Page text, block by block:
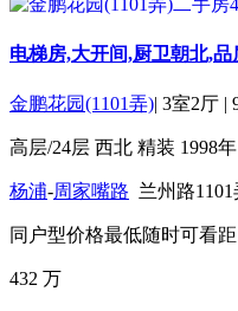
电梯房,大开间,厨卫朝北,品
金鹏花园(1101弄)| 3室2厅 |
高层/24层 西北 精装 1998年
杨浦-周家嘴路 兰州路1101
同户型价格最低随时可看
432 万